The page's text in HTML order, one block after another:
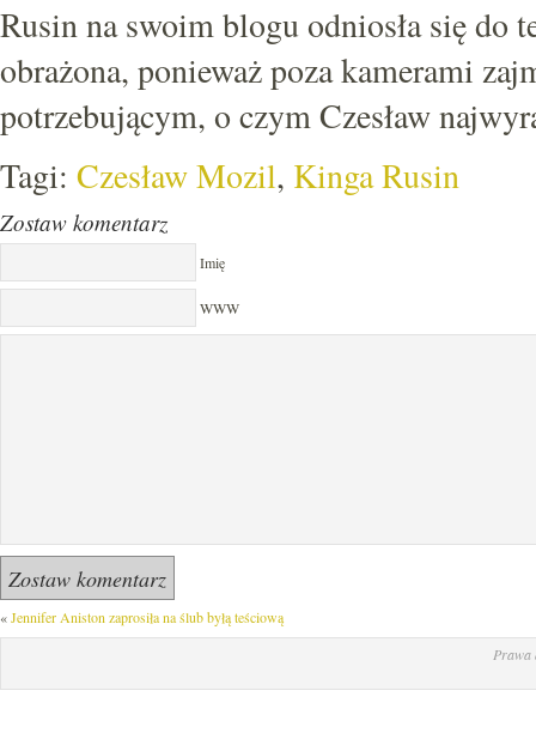
Rusin na swoim blogu odniosła się do
obrażona, ponieważ poza kamerami
potrzebującym, o czym Czesław
Tagi: Czesław Mozil, Kinga Rusin
Zostaw komentarz
Imię
WWW
«Jennifer Aniston zaprosiła na ślub byłą teściową